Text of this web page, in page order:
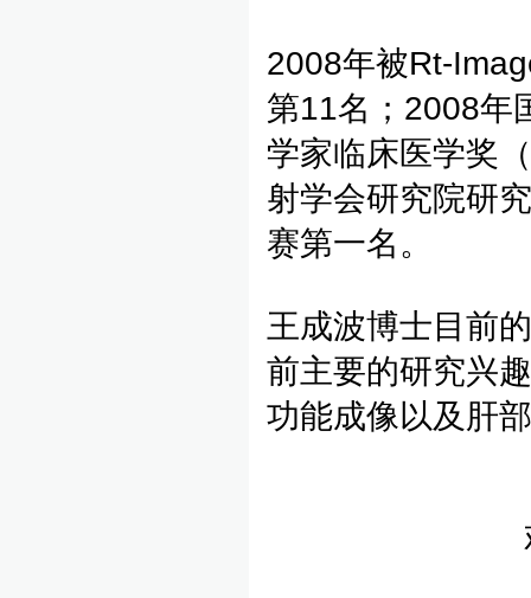
2008年被Rt-
第11名；2008年
学家临床医学奖
射学会研究院研
赛第一名。
王成波博士目前
前主要的研究兴
功能成像以及肝